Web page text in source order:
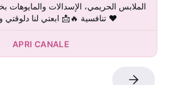
الملابس الحريمي، الإسدالات والمايوهات
تنافسية 🔥📩 ابعتي لنا دلوقتي واختاري اللي يناسبك ❤️
APRI CANALE